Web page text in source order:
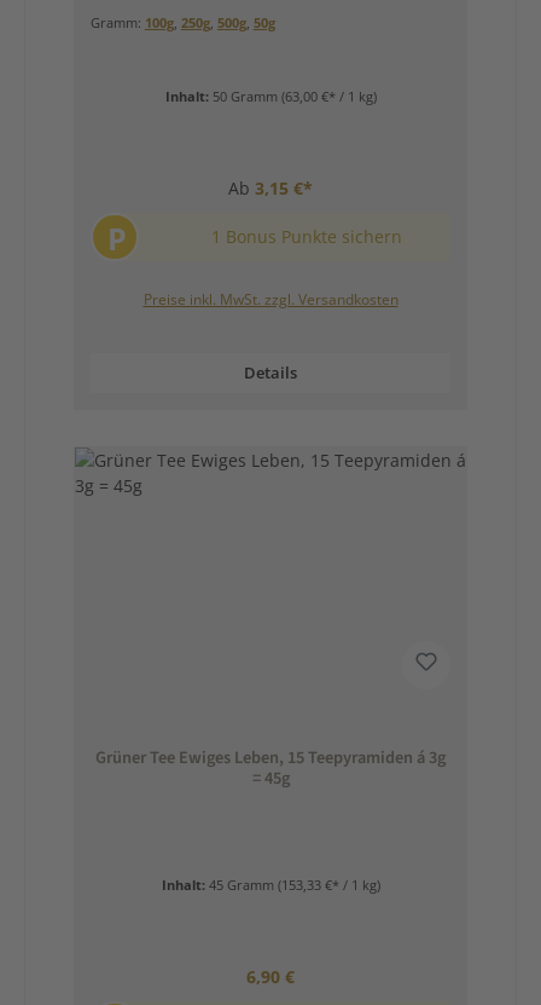
Gramm: 100g, 250g, 500g, 50g
Inhalt: 50 Gramm (63,00 €* / 1 kg)
Ab 3,15 €*
P 1 Bonus Punkte sichern
Preise inkl. MwSt. zzgl. Versandkosten
Details
Grüner Tee Ewiges Leben, 15 Teepyramiden á 3g
= 45g
Inhalt: 45 Gramm (153,33 €* / 1 kg)
Regulärer Preis:
6,90 €